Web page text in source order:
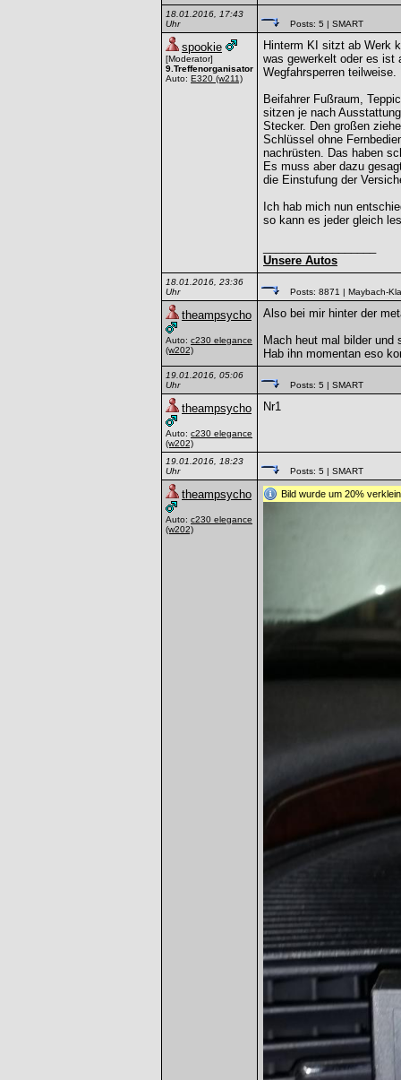
18.01.2016, 17:43
Uhr
Posts: 5 | SMART
spookie
[Moderator]
9.Treffenorganisator
Auto: E320 (w211)
Hinterm KI sitzt ab Werk
was gewerkelt oder es ist
Wegfahrsperren teilweise.
Beifahrer Fußraum,
sitzen je nach
Stecker. Den großen
Schlüssel ohne
nachrüsten. Das haben
Es muss aber dazu
die Einstufung der
Ich hab mich nun
so kann es jeder gleich
Unsere Autos
18.01.2016, 23:36
Uhr
Posts: 8871 | Maybach-
theampsycho
Auto: c230 elegance
(w202)
Also bei mir hinter der
Mach heut mal bilder und
Hab ihn momentan eso
19.01.2016, 05:06
Uhr
Posts: 5 | SMART
theampsycho
Auto: c230 elegance
(w202)
Nr1
19.01.2016, 18:23
Uhr
Posts: 5 | SMART
theampsycho
Auto: c230 elegance
(w202)
Bild wurde um 20%